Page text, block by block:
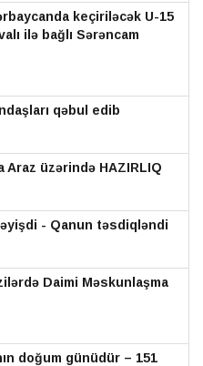
keçiriləcək U-15
ilə bağlı Sərəncam
qəbul edib
Araz üzərində HAZIRLIQ
- Qanun təsdiqləndi
Daimi Məskunlaşma
doğum günüdür – 151